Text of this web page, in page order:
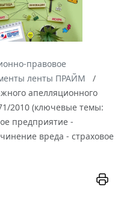
правовое
ленты ПРАЙМ
апелляционного
2010 (ключевые темы:
предприятие -
вреда - страховое